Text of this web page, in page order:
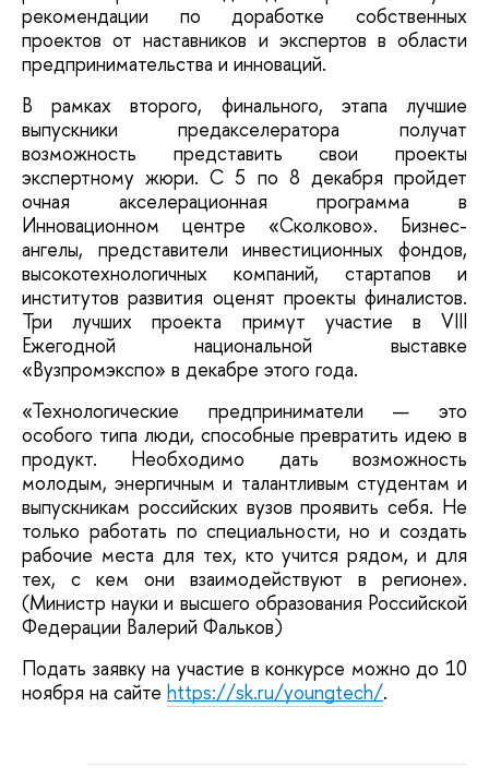
рекомендации по доработке собственных
проектов от наставников и экспертов в области
предпринимательства и инноваций.
В рамках второго, финального, этапа лучшие
выпускники предакселератора получат
возможность представить свои проекты
экспертному жюри. С 5 по 8 декабря пройдет
очная акселерационная программа в
Инновационном центре «Сколково». Бизнес-
ангелы, представители инвестиционных фондов,
высокотехнологичных компаний, стартапов и
институтов развития оценят проекты финалистов.
Три лучших проекта примут участие в VIII
Ежегодной национальной выставке
«Вузпромэкспо» в декабре этого года.
«Технологические предприниматели — это
особого типа люди, способные превратить идею в
продукт. Необходимо дать возможность
молодым, энергичным и талантливым студентам и
выпускникам российских вузов проявить себя. Не
только работать по специальности, но и создать
рабочие места для тех, кто учится рядом, и для
тех, с кем они взаимодействуют в регионе».
(Министр науки и высшего образования Российской
Федерации Валерий Фальков)
Подать заявку на участие в конкурсе можно до 10
ноября на сайте https://sk.ru/youngtech/.